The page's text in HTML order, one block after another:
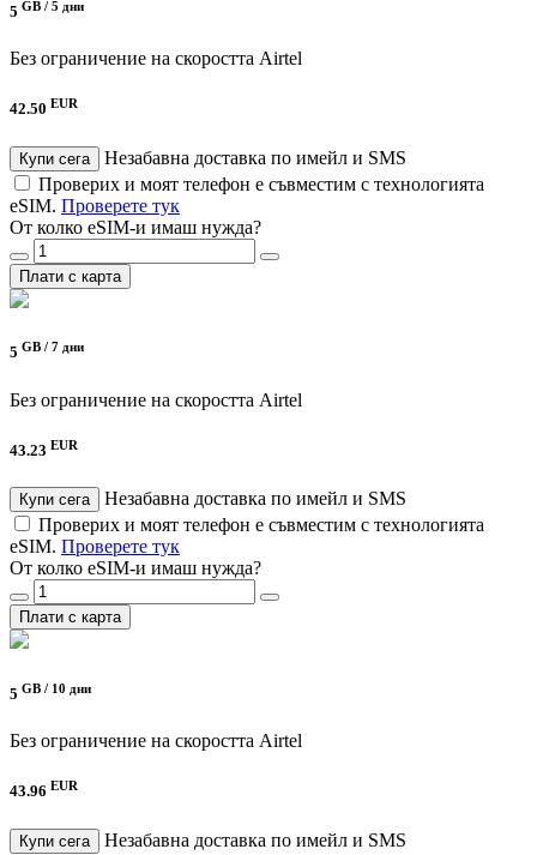
5 GB / 5 дни
Без ограничение на скоростта Airtel
42.50 EUR
Купи сега
Незабавна доставка по имейл и SMS
Проверих и моят телефон е съвместим с технологията
eSIM. Проверете тук
От колко eSIM-и имаш нужда?
Плати с карта
5 GB / 7 дни
Без ограничение на скоростта Airtel
43.23 EUR
Купи сега
Незабавна доставка по имейл и SMS
Проверих и моят телефон е съвместим с технологията
eSIM. Проверете тук
От колко eSIM-и имаш нужда?
Плати с карта
5 GB / 10 дни
Без ограничение на скоростта Airtel
43.96 EUR
Купи сега
Незабавна доставка по имейл и SMS